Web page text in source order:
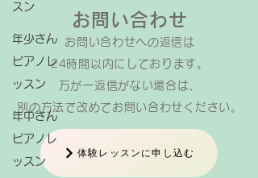
スン
年少さん
ピアノレ
ッスン
年中さん
ピアノレ
ッスン
ないことだから、言われた通りにやってき
した。 でも本来音楽はもっと自由で楽しい
もの。世界にはクラシックだけでなく、色
なジャンルの音楽が溢れていて、流行もど
どん変わっています。ピアノを習うならク
シックのピアノ曲しか弾いてはいけないな
てことはないはずです。 生徒さんには受験
やコンクール入賞のための決められた曲や
キストではなく、自分が好きなやりたい
お問い合わせ
お問い合わせへの返信は​
24時間以内にしております。
万が一返信がない場合は、
​別の方法で改めてお問い合わせください。
体験レッスンに申し込む